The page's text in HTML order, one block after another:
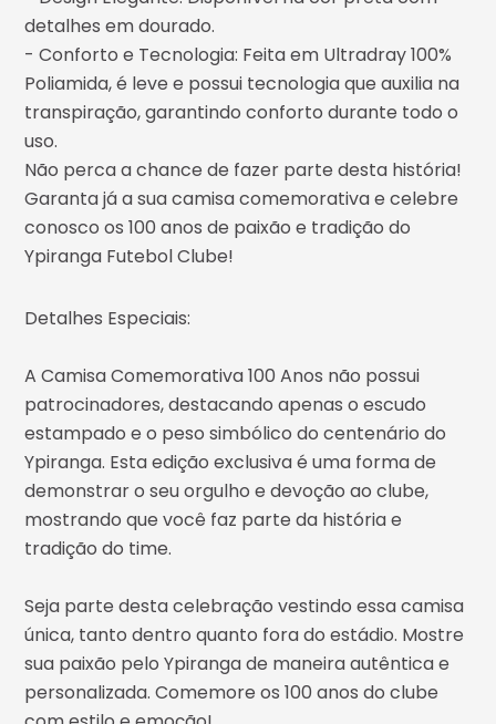
detalhes em dourado.
- Conforto e Tecnologia: Feita em Ultradray 100%
Poliamida, é leve e possui tecnologia que auxilia na
transpiração, garantindo conforto durante todo o
uso.
Não perca a chance de fazer parte desta história!
Garanta já a sua camisa comemorativa e celebre
conosco os 100 anos de paixão e tradição do
Ypiranga Futebol Clube!
Detalhes Especiais:
A Camisa Comemorativa 100 Anos não possui
patrocinadores, destacando apenas o escudo
estampado e o peso simbólico do centenário do
Ypiranga. Esta edição exclusiva é uma forma de
demonstrar o seu orgulho e devoção ao clube,
mostrando que você faz parte da história e
tradição do time.
Seja parte desta celebração vestindo essa camisa
única, tanto dentro quanto fora do estádio. Mostre
sua paixão pelo Ypiranga de maneira autêntica e
personalizada. Comemore os 100 anos do clube